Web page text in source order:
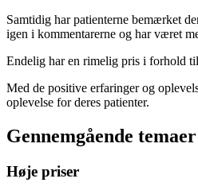
Samtidig har patienterne bemærket
igen i kommentarerne og har været
Endelig har en rimelig pris i forhold
Med de positive erfaringer og
oplevelse for deres patienter.
Gennemgående
Høje priser